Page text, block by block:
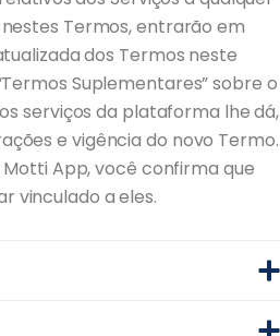
Termos, entrarão em
dos Termos neste
Suplementares” sobre o
serviços da plataforma lhe dá,
e vigência do novo Termo.
App, você confirma que
vinculado a eles.